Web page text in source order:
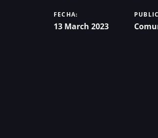
FECHA:
13 March 2023